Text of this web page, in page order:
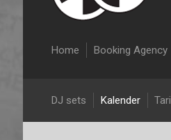
Main
Home Booking Agency
DJ Malcolm
DJ sets Kalender